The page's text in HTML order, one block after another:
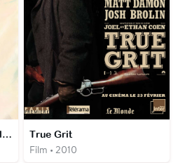
Omoiyari : Un film musical de Kishi Bashi True Grit
Film • 2010